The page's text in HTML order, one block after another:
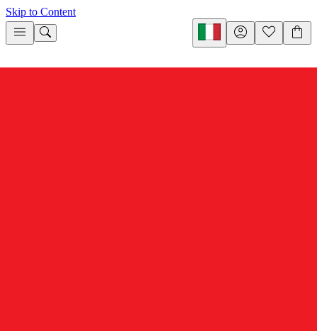
Skip to Content